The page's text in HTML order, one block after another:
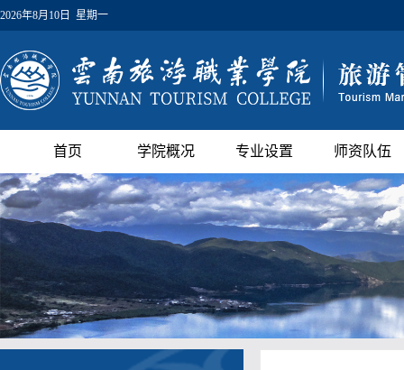
2026年8月10日 星期一
首页 学院概况 专业设置 师资队伍